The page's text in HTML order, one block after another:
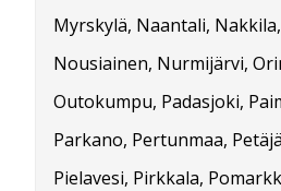
Myrskylä, Naantali,
Nousiainen, Nurmijärvi,
Outokumpu, Padasjoki,
Parkano, Pertunmaa,
Pielavesi, Pirkkala,